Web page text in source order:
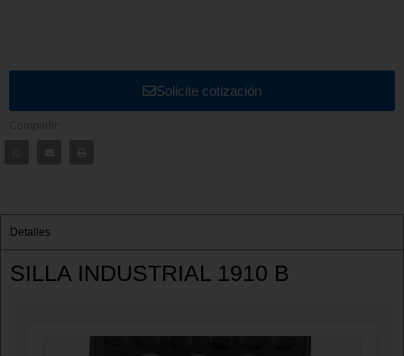
Solicite cotización
Detalles
SILLA INDUSTRIAL 1910 B